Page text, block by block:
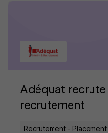
Adéquat
recrutement
Recrutement - Placement